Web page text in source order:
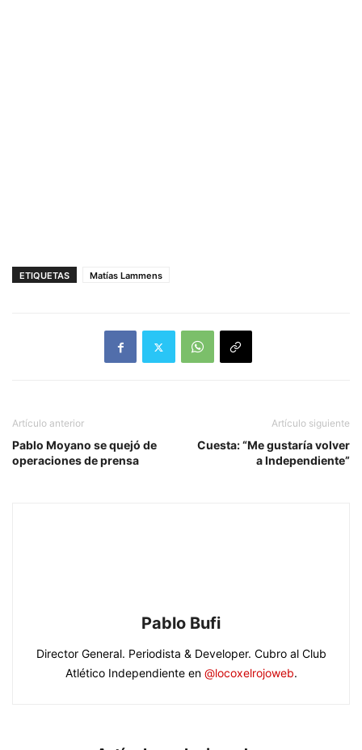
ETIQUETAS Matías Lammens
Artículo anterior
Pablo Moyano se quejó de
operaciones de prensa
Artículo siguiente
Cuesta: “Me gustaría volver
a Independiente”
Pablo Bufi
Director General. Periodista & Developer. Cubro al Club
Atlético Independiente en @locoxelrojoweb.